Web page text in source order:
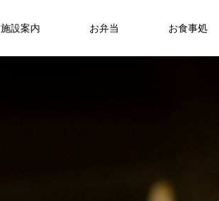
施設案内 お弁当 お食事処